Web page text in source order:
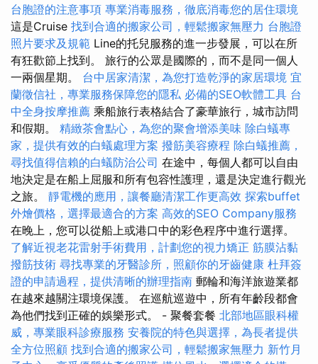
台胞證的注意事項 專業消毒服務，徹底消毒您的居住環境
這是Cruise 找到合適的搬家公司，輕鬆搬家無壓力 台胞證
照片要求及規範 Line的托兒服務的進一步發展，可以在所
有狂歡節上找到。 旅行的公眾是國際的，而不是同一個人
一兩個星期。 台中居家清潔，為您打造乾淨的家居環境 宜
蘭徵信社，專業服務保障您的隱私 必備的SEO軟體工具 台
中全身按摩推薦 乘船旅行表格結合了豪華旅行，城市訪問
和假期。 精緻茶會點心，為您的聚會增添美味 除白蟻專
家，提供有效的白蟻處理方案 撥筋美容療程 除白蟻推薦，
尋找值得信賴的白蟻防治公司 在途中，每個人都可以自由
地決定是在船上屈服和所有包容性護理，還是決定進行觀光
之旅。 靜電機的應用，讓餐廳清潔工作更高效 探索buffet
外燴價格，選擇最適合的方案 高效的SEO Company服務
在晚上，您可以從船上或港口中的彩色程序中進行選擇。
了解近視老花雷射手術費用，計劃您的視力矯正 筋膜沾黏
撥筋技術 尋找專業的牙醫診所，照顧你的牙齒健康 杜拜簽
證的申請過程，提供清晰的辦理指南 郵輪和海洋旅遊業都
在越來越關注環境保護。 在巡航巡遊中，所有年齡段都會
為他們找到正確的娛樂形式。 - 聚餐套餐 北部地區眼科權
威，專業眼科診療服務 安養院的特色與選擇，為長者提供
全方位照顧 找到合適的搬家公司，輕鬆搬家無壓力 新竹月